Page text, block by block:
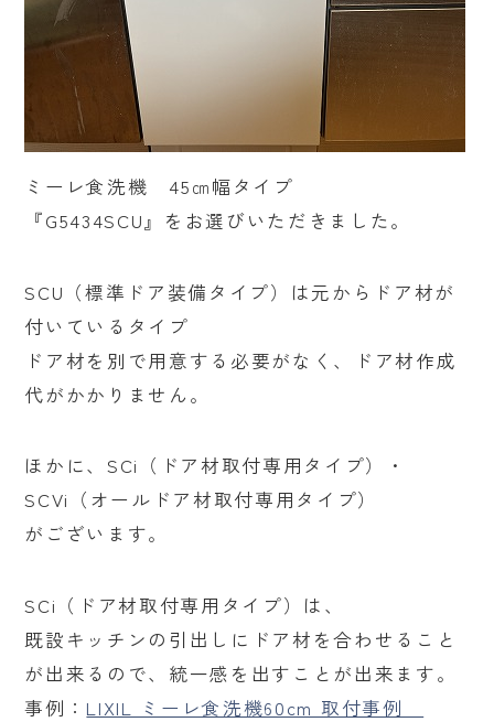
ミーレ食洗機 45㎝幅タイプ
『G5434SCU』をお選びいただきました。
SCU（標準ドア装備タイプ）は元からドア材が
付いているタイプ
ドア材を別で用意する必要がなく、ドア材作成
代がかかりません。
ほかに、SCi（ドア材取付専用タイプ）・
SCVi（オールドア材取付専用タイプ）
がございます。
SCi（ドア材取付専用タイプ）は、
既設キッチンの引出しにドア材を合わせること
が出来るので、統一感を出すことが出来ます。
事例： LIXIL ミーレ食洗機60cm 取付事例